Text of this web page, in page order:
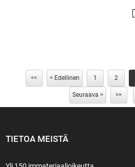
<< < Edellinen 1 2
Seuraava > >>
TIETOA MEISTÄ